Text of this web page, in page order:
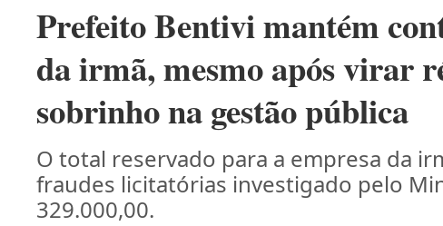
Prefeito Bentivi mantém
da irmã, mesmo após virar
sobrinho na gestão pública
O total reservado para a empresa da
fraudes licitatórias investigado pelo
329.000,00.